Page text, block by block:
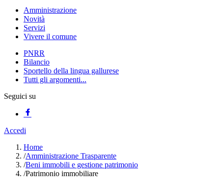
Amministrazione
Novità
Servizi
Vivere il comune
PNRR
Bilancio
Sportello della lingua gallurese
Tutti gli argomenti...
Seguici su
Accedi
Home
/Amministrazione Trasparente
/Beni immobili e gestione patrimonio
/Patrimonio immobiliare